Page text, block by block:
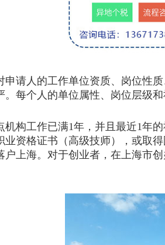
人的工作单位资质、岗位性质
每个人的单位属性、岗位层级
工作已满1年，并且最近1年的
业资格证书（高级技师），或取
户上海。对于创业者，在上海市